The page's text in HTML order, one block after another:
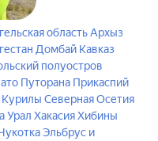
областьАрхыз
Домбай Кавказ
полуостров
Путорана Прикаспий
Курилы Северная Осетия
Урал ХакасияХибины
Эльбрус и